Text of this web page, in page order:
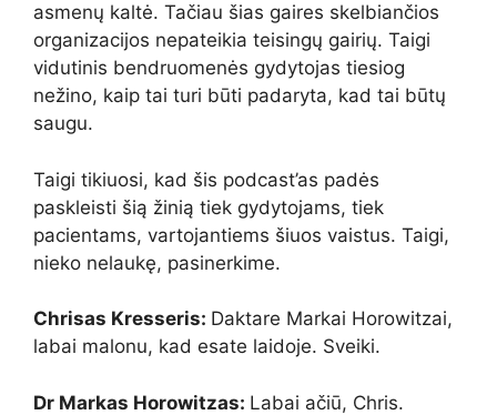
asmenų kaltė. Tačiau šias gaires skelbiančios
organizacijos nepateikia teisingų gairių. Taigi
vidutinis bendruomenės gydytojas tiesiog
nežino, kaip tai turi būti padaryta, kad tai būtų
saugu.
Taigi tikiuosi, kad šis podcast’as padės
paskleisti šią žinią tiek gydytojams, tiek
pacientams, vartojantiems šiuos vaistus. Taigi,
nieko nelaukę, pasinerkime.
Chrisas Kresseris: Daktare Markai Horowitzai,
labai malonu, kad esate laidoje. Sveiki.
Dr Markas Horowitzas: Labai ačiū, Chris.